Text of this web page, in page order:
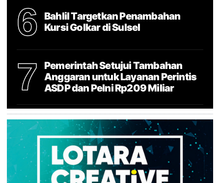
6
Bahlil Targetkan Penambahan
Kursi Golkar di Sulsel
7
Pemerintah Setujui Tambahan
Anggaran untuk Layanan Perintis
ASDP dan Pelni Rp209 Miliar